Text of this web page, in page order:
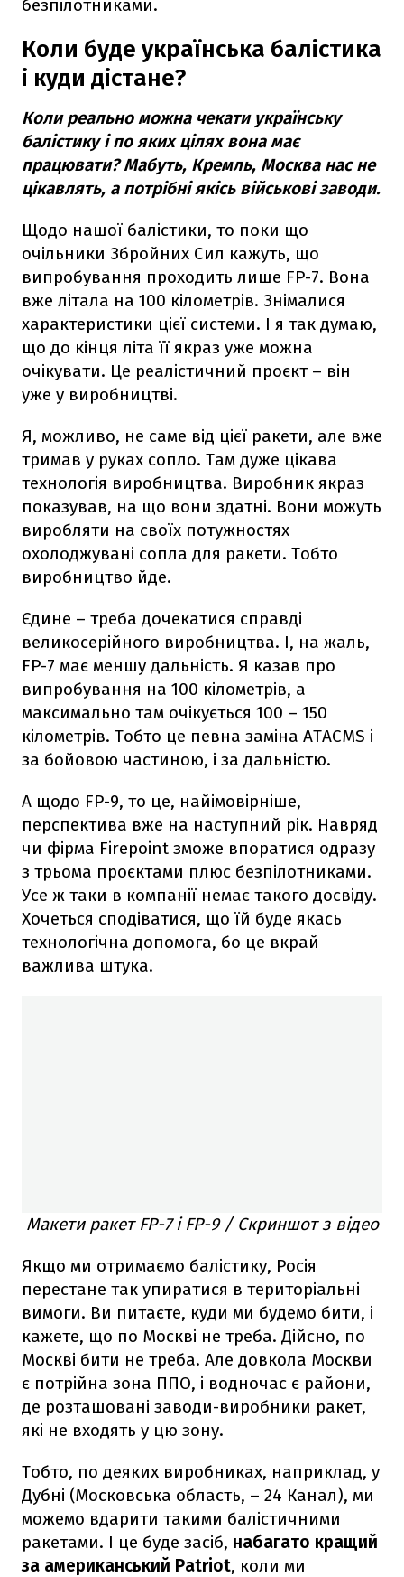
безпілотниками.
Коли буде українська балістика
і куди дістане?
Коли реально можна чекати українську
балістику і по яких цілях вона має
працювати? Мабуть, Кремль, Москва нас не
цікавлять, а потрібні якісь військові заводи.
Щодо нашої балістики, то поки що
очільники Збройних Сил кажуть, що
випробування проходить лише FP-7. Вона
вже літала на 100 кілометрів. Знімалися
характеристики цієї системи. І я так думаю,
що до кінця літа її якраз уже можна
очікувати. Це реалістичний проєкт – він
уже у виробництві.
Я, можливо, не саме від цієї ракети, але вже
тримав у руках сопло. Там дуже цікава
технологія виробництва. Виробник якраз
показував, на що вони здатні. Вони можуть
виробляти на своїх потужностях
охолоджувані сопла для ракети. Тобто
виробництво йде.
Єдине – треба дочекатися справді
великосерійного виробництва. І, на жаль,
FP-7 має меншу дальність. Я казав про
випробування на 100 кілометрів, а
максимально там очікується 100 – 150
кілометрів. Тобто це певна заміна ATACMS і
за бойовою частиною, і за дальністю.
А щодо FP-9, то це, найімовірніше,
перспектива вже на наступний рік. Навряд
чи фірма Firepoint зможе впоратися одразу
з трьома проєктами плюс безпілотниками.
Усе ж таки в компанії немає такого досвіду.
Хочеться сподіватися, що їй буде якась
технологічна допомога, бо це вкрай
важлива штука.
Макети ракет FP-7 і FP-9 / Скриншот з відео
Якщо ми отримаємо балістику, Росія
перестане так упиратися в територіальні
вимоги. Ви питаєте, куди ми будемо бити, і
кажете, що по Москві не треба. Дійсно, по
Москві бити не треба. Але довкола Москви
є потрійна зона ППО, і водночас є райони,
де розташовані заводи-виробники ракет,
які не входять у цю зону.
Тобто, по деяких виробниках, наприклад, у
Дубні (Московська область, – 24 Канал), ми
можемо вдарити такими балістичними
ракетами. І це буде засіб, набагато кращий
за американський Patriot, коли ми